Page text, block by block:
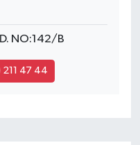
NO:142/B
211 47 44